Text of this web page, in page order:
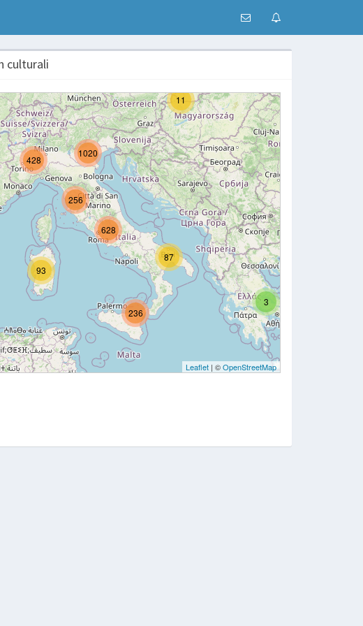
culturali